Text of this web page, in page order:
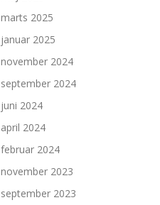
marts 2025
januar 2025
november 2024
september 2024
juni 2024
april 2024
februar 2024
november 2023
september 2023